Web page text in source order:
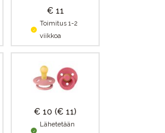
€ 11
Toimitus 1-2
viikkoa
€ 10 (€ 11)
Lähetetään